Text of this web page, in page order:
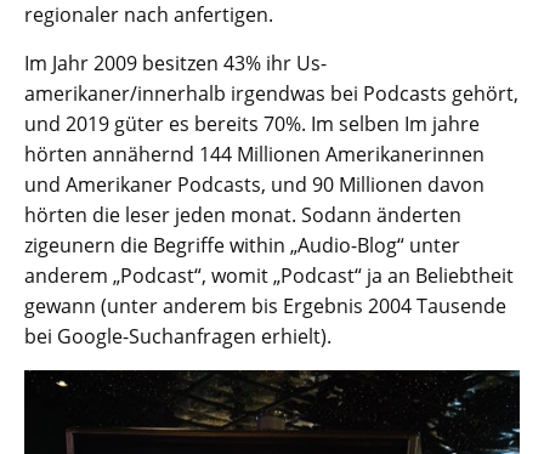
regionaler nach anfertigen.
Im Jahr 2009 besitzen 43% ihr Us-
amerikaner/innerhalb irgendwas bei Podcasts gehört,
und 2019 güter es bereits 70%. Im selben Im jahre
hörten annähernd 144 Millionen Amerikanerinnen
und Amerikaner Podcasts, und 90 Millionen davon
hörten die leser jeden monat. Sodann änderten
zigeunern die Begriffe within „Audio-Blog“ unter
anderem „Podcast“, womit „Podcast“ ja an Beliebtheit
gewann (unter anderem bis Ergebnis 2004 Tausende
bei Google-Suchanfragen erhielt).